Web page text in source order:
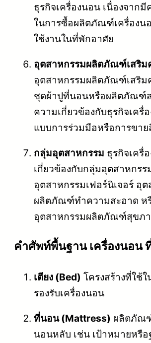
ธุรกิจเครื่องนอน เนื่องจาก
ในการซื้อผลิตภัณฑ์เครื่องน
ใช้งานในที่พักอาศัย
อุตสาหกรรมผลิตภัณฑ์เสริม
อุตสาหกรรมผลิตภัณฑ์เสริม
ชุดผ้าปูที่นอนหรือผลิตภัณฑ์
ความเกี่ยวข้องกับธุรกิจเครื่
แบบการร่วมมือหรือการขา
กลุ่มอุตสาหกรรม ธุรกิจเครื่
เกี่ยวข้องกับกลุ่มอุตสาหกรร
อุตสาหกรรมเฟอร์นิเจอร์ อุ
ผลิตภัณฑ์ทำความสะอาด ห
อุตสาหกรรมผลิตภัณฑ์สุขภ
คําศัพท์พื้นฐาน เครื่องนอน
เตียง (Bed) โครงสร้างที่ใช้
รองรับเครื่องนอน
ที่นอน (Mattress) ผลิตภัณ
นอนหลับ เช่น เป้าหมายหรื